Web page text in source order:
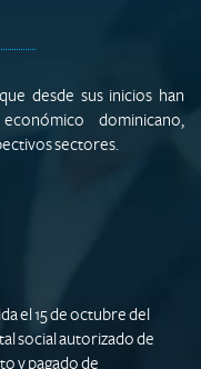
desde sus inicios han
dominicano,
sectores.
el 15 de octubre del
social autorizado de
y pagado de